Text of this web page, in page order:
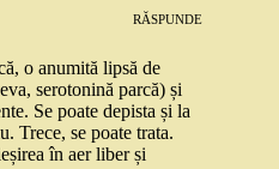
RĂSPUNDE
o anumită lipsă de
serotonină parcă) și
Se poate depista și la
Trece, se poate trata.
în aer liber și